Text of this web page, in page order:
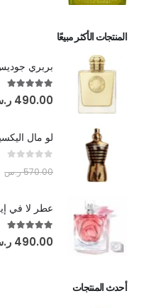
المنتجات الأكثر مبيعًا
بربري
5.00
out of 5
490.00
لو مال
570.00ر.س
عطر لا في
5.00
out of 5
490.00
أحدث المنتجات